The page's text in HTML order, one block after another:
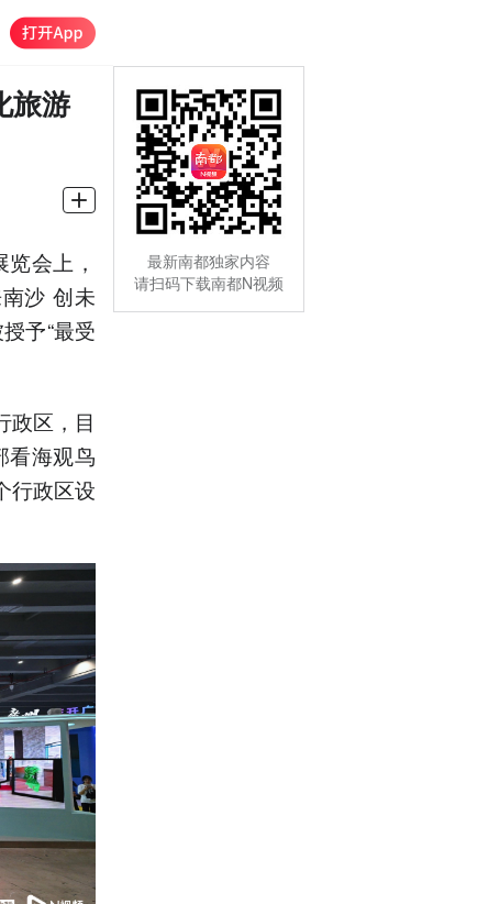
旅游
会上，
沙 创未
予“最受
政区，目
看海观鸟
行政区设
最新南都独家内容
请扫码下载南都N视频